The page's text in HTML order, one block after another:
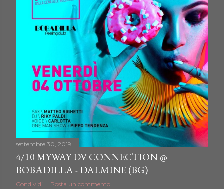
settembre 30, 2019
4/10 MYWAY DV CONNECTION @
BOBADILLA - DALMINE (BG)
Condividi Posta un commento